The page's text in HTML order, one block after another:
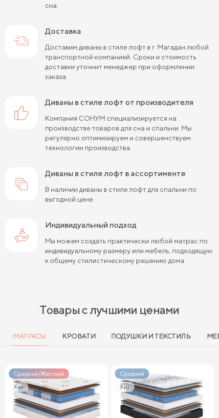
сна.
Доставка
Доставим диваны в стиле лофт в г. Магадан любой
транспортной компанией. Сроки и стоимость
доставки уточнит менеджер при оформлении
заказа.
диваны в стиле лофт от производителя
Компания СОНУМ специализируется на
производстве товаров для сна и спальни. Мы
регулярно оптимизируем и совершенствуем
технологии производства.
диваны в стиле лофт в ассортименте
В наличии диваны в стиле лофт для спальни по
выгодной цене.
Индивидуальный подход
Мы можем создать практически любой матрас по
индивидуальному размеру или мебель, подходящую
к общему стилистическому решению дома.
Товары с лучшими ценами
МАТРАСЫ КРОВАТИ ПОДУШКИ И ТЕКСТИЛЬ
Средний/Жесткий
Хит
Средний
Хит